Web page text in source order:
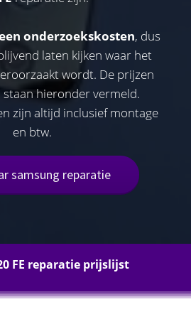
onderzoekskosten, dus
laten kijken waar het
wordt. De prijzen
hieronder vermeld.
zijn altijd inclusief montage
en btw.
samsung reparatie
FE reparatie prijslijst